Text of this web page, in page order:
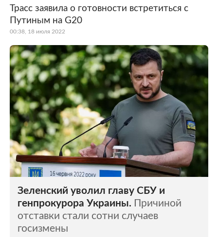
Трасс заявила о готовности встретиться с
Путиным на G20
00:38, 18 июля 2022
Зеленский уволил главу СБУ и
генпрокурора Украины. Причиной
отставки стали сотни случаев
госизмены